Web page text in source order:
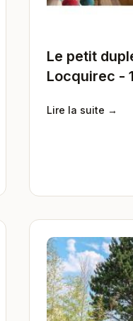
Le petit
Locquirec -
Lire la suite →